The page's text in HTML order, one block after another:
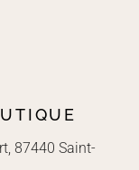
87440 Saint-